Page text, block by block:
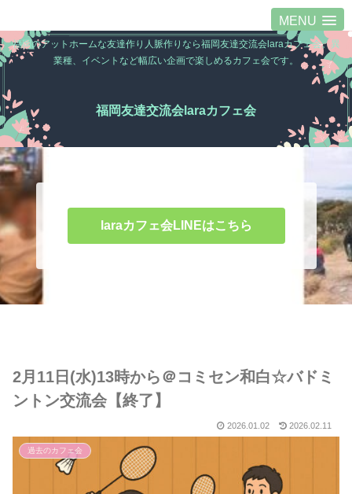
MENU
福岡のアットホームな友達作り人脈作りなら福岡友達交流会laraカフェ会。異
業種、イベントなど幅広い企画で楽しめるカフェ会です。
福岡友達交流会laraカフェ会
laraカフェ会LINEはこちら
2月11日(水)13時から＠コミセン和白☆バドミ
ントン交流会【終了】
2026.01.02 2026.02.11
過去のカフェ会